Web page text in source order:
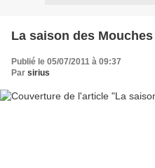
La saison des Mouches
Publié le 05/07/2011 à 09:37
Par sirius